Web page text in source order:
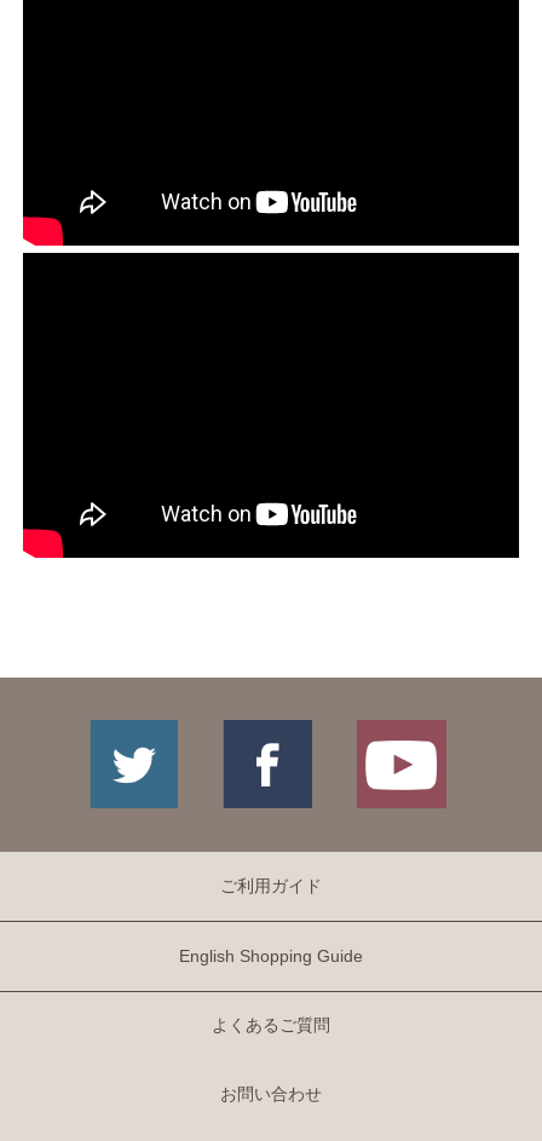
ご利用ガイド
English Shopping Guide
よくあるご質問
お問い合わせ